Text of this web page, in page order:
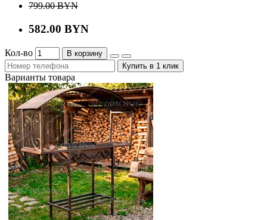
799.00 BYN
582.00 BYN
Кол-во
В корзину
Купить в 1 клик
Варианты товара